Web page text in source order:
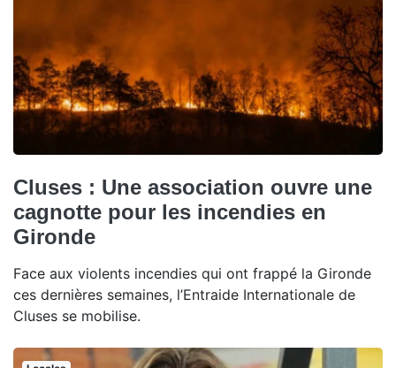
Cluses : Une association ouvre une
cagnotte pour les incendies en
Gironde
Face aux violents incendies qui ont frappé la Gironde
ces dernières semaines, l’Entraide Internationale de
Cluses se mobilise.